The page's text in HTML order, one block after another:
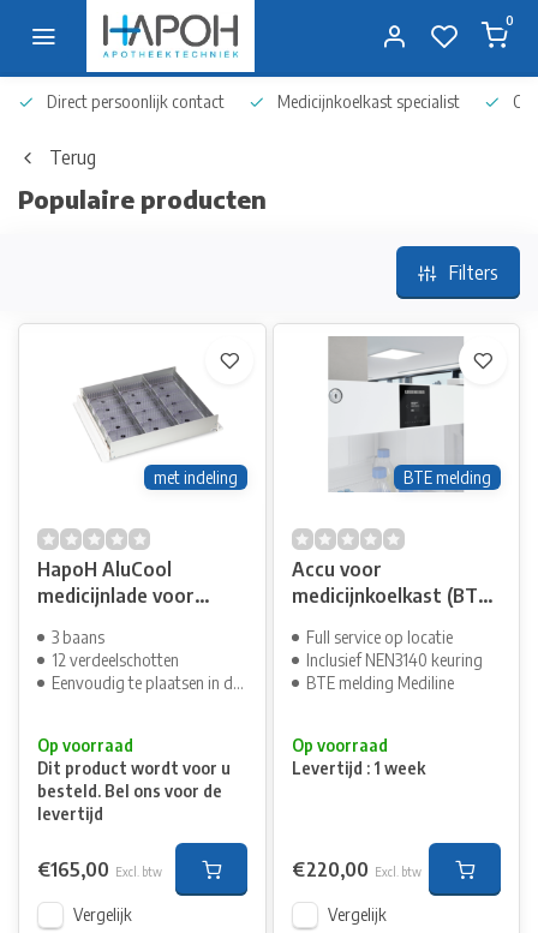
0
Direct persoonlijk contact Medicijnkoelkast specialist Op
Terug
Populaire producten
Filters
met indeling
HapoH AluCool
medicijnlade voor
3 baans
12 verdeelschotten
Eenvoudig te plaatsen in de ribben
Op voorraad
Dit product wordt voor u
besteld. Bel ons voor de
levertijd
€165,00 Excl. btw
Vergelijk
BTE melding
Accu voor
medicijnkoelkast (BTE
Full service op locatie
Inclusief NEN3140 keuring
BTE melding Mediline
Op voorraad
Levertijd : 1 week
€220,00 Excl. btw
Vergelijk